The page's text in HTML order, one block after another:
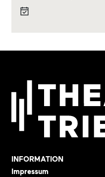
INFORMATION
Impressum